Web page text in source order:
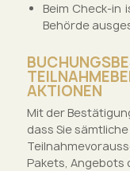
Beim Check-in
Behörde
AKTIONEN
Mit der
dass Sie
Pakets, Angebots